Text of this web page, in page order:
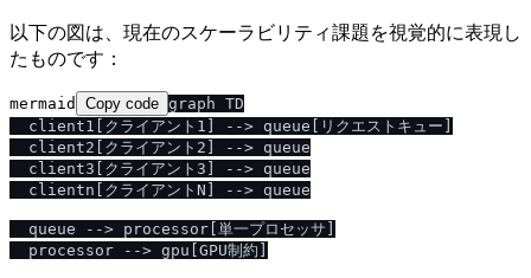
以下の図は、現在のスケーラビリティ課題を視覚的に表現し
たものです：
mermaid Copy code graph TD
  client1[クライアント1] --> queue[リクエストキュー]
  client2[クライアント2] --> queue
  client3[クライアント3] --> queue
  clientn[クライアントN] --> queue
  queue --> processor[単一プロセッサ]
  processor --> gpu[GPU制約]